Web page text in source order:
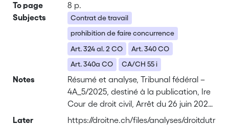
To page
8 p.
Subjects
Contrat de travail
prohibition de faire concurrence
Art. 324 al. 2 CO
Art. 340 CO
Art. 340a CO
CA/CH 55 i
Notes
Résumé et analyse, Tribunal fédéral –
4A_5/2025, destiné à la publication, Ire
Cour de droit civil, Arrêt du 26 juin 2025
(A)
Later
https://droitne.ch/files/analyses/droitdutr